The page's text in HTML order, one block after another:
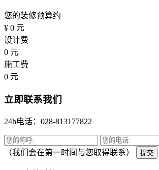
您的装修预算约
¥ 0 元
设计费
0 元
施工费
0 元
立即联系我们
24h电话：028-813177822
（我们会在第一时间与您取得联系） 提交